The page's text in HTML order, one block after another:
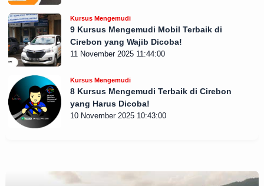
Kursus Mengemudi
9 Kursus Mengemudi Mobil Terbaik di
Cirebon yang Wajib Dicoba!
11 November 2025 11:44:00
Kursus Mengemudi
8 Kursus Mengemudi Terbaik di Cirebon
yang Harus Dicoba!
10 November 2025 10:43:00